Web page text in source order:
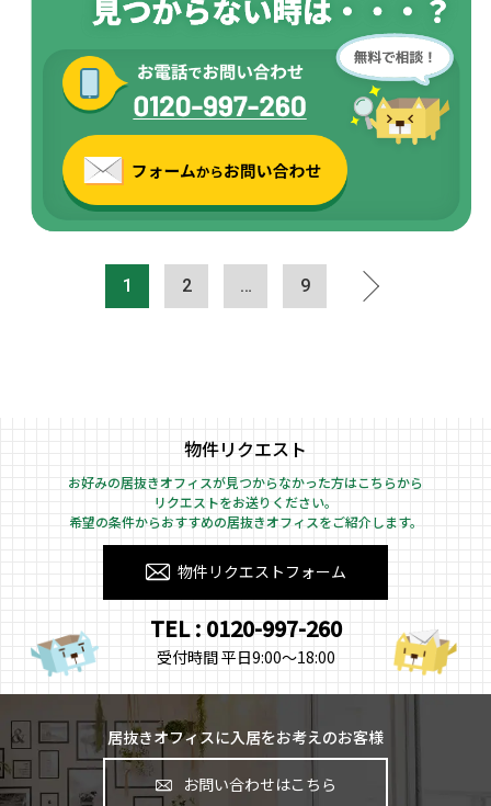
1 2 … 9
物件リクエスト
お好みの居抜きオフィスが見つからなかった方はこちらから
リクエストをお送りください。
希望の条件からおすすめの居抜きオフィスをご紹介します。
物件リクエストフォーム
TEL : 0120-997-260
受付時間 平日9:00～18:00
居抜きオフィスに入居をお考えのお客様
お問い合わせはこちら